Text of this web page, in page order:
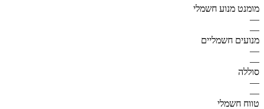
מומנט מנוע חשמלי
—
—
מנועים חשמליים
—
—
סוללה
—
—
טווח חשמלי